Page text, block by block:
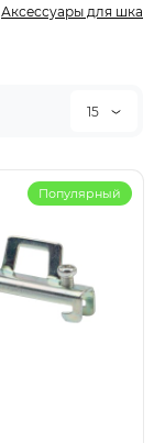
Аксессуары для
15
Популярный